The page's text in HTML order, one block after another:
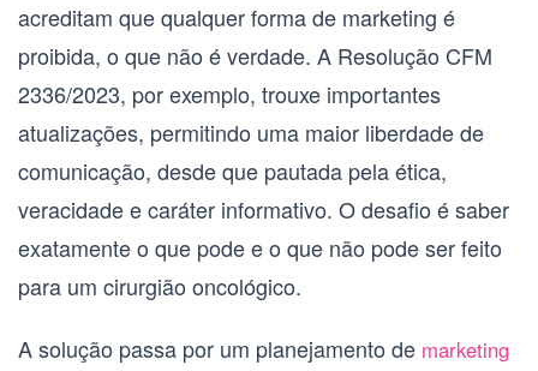
acreditam que qualquer forma de marketing é
proibida, o que não é verdade. A Resolução CFM
2336/2023, por exemplo, trouxe importantes
atualizações, permitindo uma maior liberdade de
comunicação, desde que pautada pela ética,
veracidade e caráter informativo. O desafio é saber
exatamente o que pode e o que não pode ser feito
para um cirurgião oncológico.
A solução passa por um planejamento de marketing